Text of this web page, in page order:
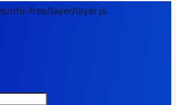
rife-free/layer/layer.js